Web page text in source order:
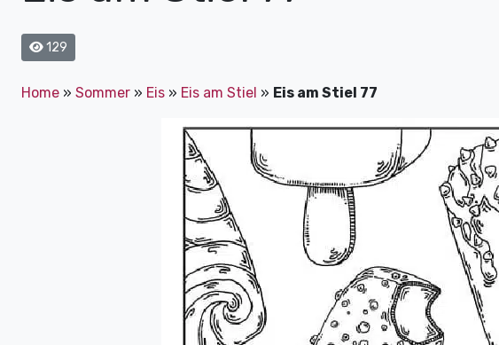
129
Home » Sommer » Eis » Eis am Stiel » Eis am Stiel 77